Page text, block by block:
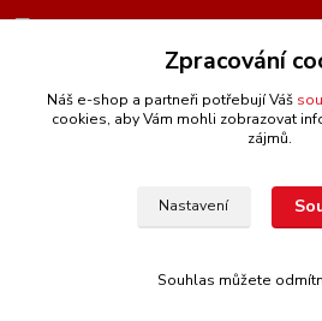
(Po-Pá, 10 - 16 hod.)
info@ceskafotopozadi.cz
Zpracování
Náš e-shop a partneři potřebují Váš
cookies, aby Vám mohli zobrazovat
zájmů.
Nastavení
Souhlas můžete